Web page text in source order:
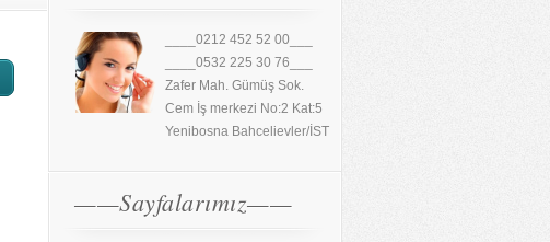
____0212 452 52 00___
____0532 225 30 76___
Zafer Mah. Gümüş Sok.
Cem İş merkezi No:2 Kat:5
Yenibosna Bahcelievler/İST
——Sayfalarımız——